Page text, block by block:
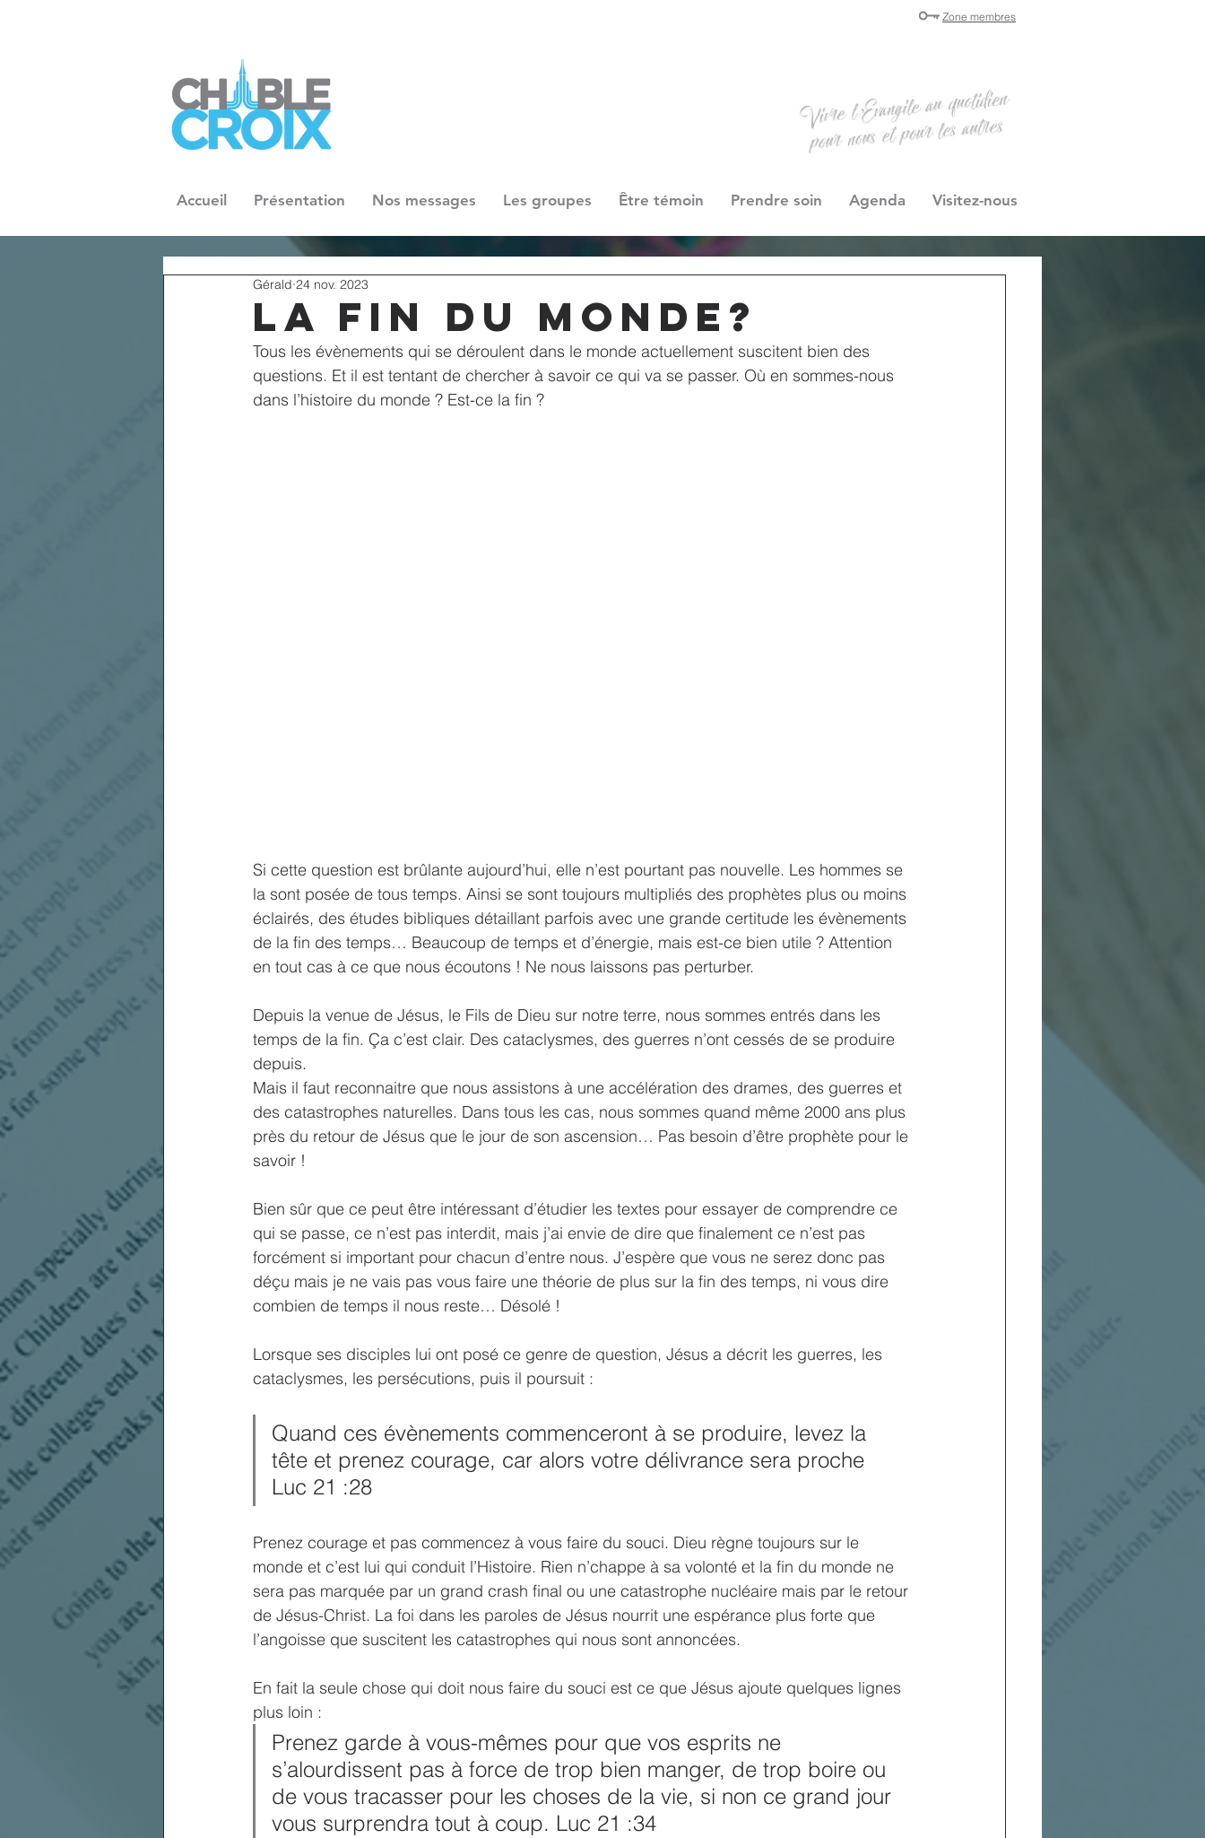
Zone membres
Accueil Présentation Nos messages Les groupes Être témoin Prendre soin Agenda Visitez-nous
La fin du monde?
Gérald 24 nov. 2023
Tous les évènements qui se déroulent dans le monde actuellement suscitent bien des
questions. Et il est tentant de chercher à savoir ce qui va se passer. Où en sommes-nous
dans l’histoire du monde ? Est-ce la fin ?
Si cette question est brûlante aujourd’hui, elle n’est pourtant pas nouvelle. Les hommes se
la sont posée de tous temps. Ainsi se sont toujours multipliés des prophètes plus ou moins
éclairés, des études bibliques détaillant parfois avec une grande certitude les évènements
de la fin des temps… Beaucoup de temps et d’énergie, mais est-ce bien utile ? Attention
en tout cas à ce que nous écoutons ! Ne nous laissons pas perturber.
Depuis la venue de Jésus, le Fils de Dieu sur notre terre, nous sommes entrés dans les
temps de la fin. Ça c’est clair. Des cataclysmes, des guerres n’ont cessés de se produire
depuis.
Mais il faut reconnaitre que nous assistons à une accélération des drames, des guerres et
des catastrophes naturelles. Dans tous les cas, nous sommes quand même 2000 ans plus
près du retour de Jésus que le jour de son ascension… Pas besoin d’être prophète pour le
savoir !
Bien sûr que ce peut être intéressant d’étudier les textes pour essayer de comprendre ce
qui se passe, ce n’est pas interdit, mais j’ai envie de dire que finalement ce n’est pas
forcément si important pour chacun d’entre nous. J’espère que vous ne serez donc pas
déçu mais je ne vais pas vous faire une théorie de plus sur la fin des temps, ni vous dire
combien de temps il nous reste… Désolé !
Lorsque ses disciples lui ont posé ce genre de question, Jésus a décrit les guerres, les
cataclysmes, les persécutions, puis il poursuit :
Quand ces évènements commenceront à se produire, levez la
tête et prenez courage, car alors votre délivrance sera proche
Luc 21 :28
Prenez courage et pas commencez à vous faire du souci. Dieu règne toujours sur le
monde et c’est lui qui conduit l’Histoire. Rien n’chappe à sa volonté et la fin du monde ne
sera pas marquée par un grand crash final ou une catastrophe nucléaire mais par le retour
de Jésus-Christ. La foi dans les paroles de Jésus nourrit une espérance plus forte que
l’angoisse que suscitent les catastrophes qui nous sont annoncées.
En fait la seule chose qui doit nous faire du souci est ce que Jésus ajoute quelques lignes
plus loin :
Prenez garde à vous-mêmes pour que vos esprits ne
s’alourdissent pas à force de trop bien manger, de trop boire ou
de vous tracasser pour les choses de la vie, si non ce grand jour
vous surprendra tout à coup. Luc 21 :34